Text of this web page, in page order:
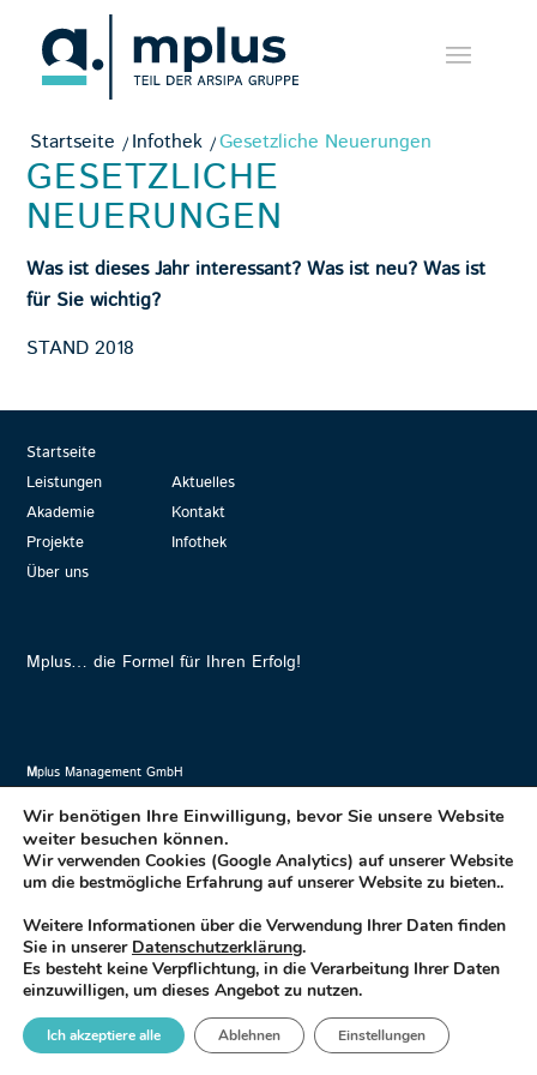
Startseite /Infothek /Gesetzliche Neuerungen
GESETZLICHE
NEUERUNGEN
Was ist dieses Jahr interessant? Was ist neu? Was ist
für Sie wichtig?
STAND 2018
Startseite
Leistungen
Akademie
Projekte
Über uns
Aktuelles
Kontakt
Infothek
Mplus… die Formel für Ihren Erfolg!
Mplus Management GmbH
Wir benötigen Ihre Einwilligung, bevor Sie unsere Website
weiter besuchen können.
Wir verwenden Cookies (Google Analytics) auf unserer Website
um die bestmögliche Erfahrung auf unserer Website zu bieten..
Weitere Informationen über die Verwendung Ihrer Daten finden
Sie in unserer Datenschutzerklärung.
Es besteht keine Verpflichtung, in die Verarbeitung Ihrer Daten
einzuwilligen, um dieses Angebot zu nutzen.
Ich akzeptiere alle Ablehnen Einstellungen